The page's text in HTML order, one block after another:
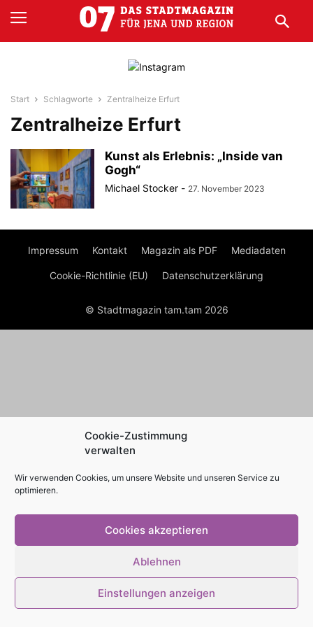
Cookie-Zustimmung
verwalten
Wir verwenden Cookies, um unsere Website und unseren Service zu
optimieren.
Cookies akzeptieren
Ablehnen
Einstellungen anzeigen
Start Schlagworte Zentralheize Erfurt
Zentralheize Erfurt
Kunst als Erlebnis: „Inside van
Gogh“
Michael Stocker - 27. November 2023
Impressum Kontakt Magazin als PDF Mediadaten
Cookie-Richtlinie (EU) Datenschutzerklärung
© Stadtmagazin tam.tam 2026